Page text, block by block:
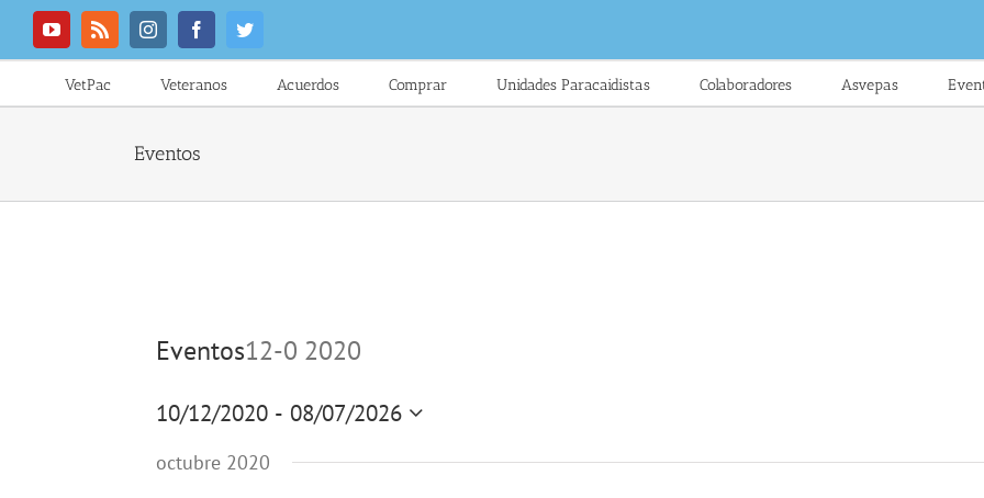
contenido
YouTubeRss InstagramFacebookTwitter
VetPac Veteranos Acuerdos Comprar Unidades Paracaidistas Colaboradores Asvepas
Eventos
Eventos12-0 2020
10/12/2020 - 08/07/2026
fecha.
octubre 2020